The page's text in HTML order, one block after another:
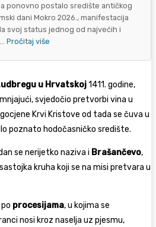
ponovno postalo središte antičkog
dani Mokro 2026., manifestacija
svoj status jednog od najvećih i
Pročitaj više
u Hrvatskoj1411. godine,
svjedočio pretvorbi vina u
Krvi Kristove od tada se čuva u
poznato hodočasničko središte.
se nerijetko naziva i Brašančevo,
kruha koji se na misi pretvara u
procesijama, u kojima se
nosi kroz naselja uz pjesmu,